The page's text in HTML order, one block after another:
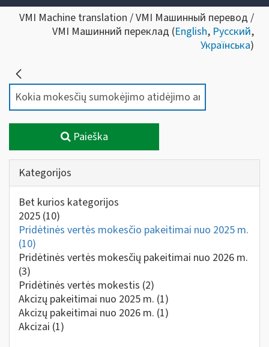
VMI Machine translation / VMI Машинный перевод /
VMI Машинний переклад (English, Русский,
Українська)
Paieška
Kategorijos
Bet kurios kategorijos
2025 (10)
Pridėtinės vertės mokesčio pakeitimai nuo 2025 m.
(10)
Pridėtinės vertės mokesčių pakeitimai nuo 2026 m.
(3)
Pridėtinės vertės mokestis (2)
Akcizų pakeitimai nuo 2025 m. (1)
Akcizų pakeitimai nuo 2026 m. (1)
Akcizai (1)